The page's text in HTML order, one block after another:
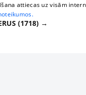
attiecas uz visām
(1718) →